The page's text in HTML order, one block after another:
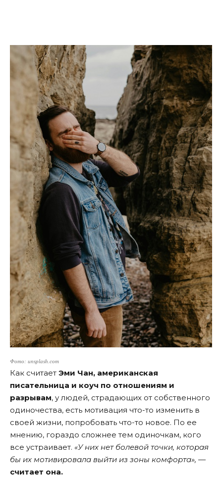
Фото: unsplash.com
Как считает Эми Чан, американская
писательница и коуч по отношениям и
разрывам, у людей, страдающих от собственного
одиночества, есть мотивация что-то изменить в
своей жизни, попробовать что-то новое. По ее
мнению, гораздо сложнее тем одиночкам, кого
все устраивает. «У них нет болевой точки, которая
бы их мотивировала выйти из зоны комфорта», —
считает она.